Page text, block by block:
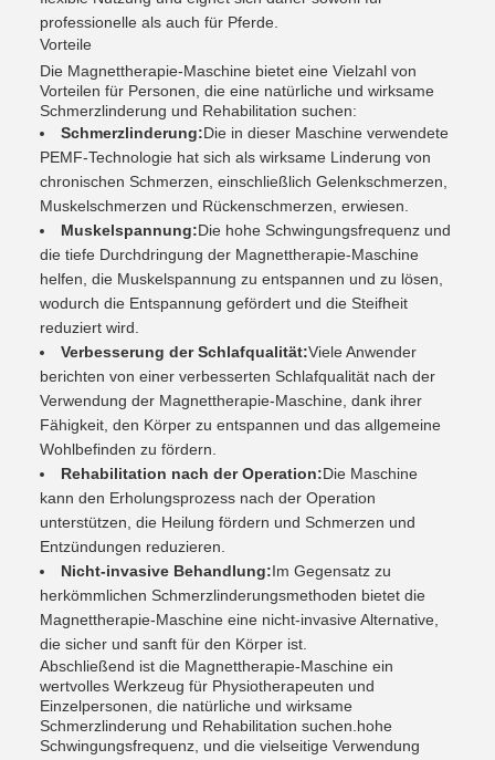
professionelle als auch für Pferde.
Vorteile
Die Magnettherapie-Maschine bietet eine Vielzahl von
Vorteilen für Personen, die eine natürliche und wirksame
Schmerzlinderung und Rehabilitation suchen:
Schmerzlinderung:Die in dieser Maschine verwendete
PEMF-Technologie hat sich als wirksame Linderung von
chronischen Schmerzen, einschließlich Gelenkschmerzen,
Muskelschmerzen und Rückenschmerzen, erwiesen.
Muskelspannung:Die hohe Schwingungsfrequenz und
die tiefe Durchdringung der Magnettherapie-Maschine
helfen, die Muskelspannung zu entspannen und zu lösen,
wodurch die Entspannung gefördert und die Steifheit
reduziert wird.
Verbesserung der Schlafqualität:Viele Anwender
berichten von einer verbesserten Schlafqualität nach der
Verwendung der Magnettherapie-Maschine, dank ihrer
Fähigkeit, den Körper zu entspannen und das allgemeine
Wohlbefinden zu fördern.
Rehabilitation nach der Operation:Die Maschine
kann den Erholungsprozess nach der Operation
unterstützen, die Heilung fördern und Schmerzen und
Entzündungen reduzieren.
Nicht-invasive Behandlung:Im Gegensatz zu
herkömmlichen Schmerzlinderungsmethoden bietet die
Magnettherapie-Maschine eine nicht-invasive Alternative,
die sicher und sanft für den Körper ist.
Abschließend ist die Magnettherapie-Maschine ein
wertvolles Werkzeug für Physiotherapeuten und
Einzelpersonen, die natürliche und wirksame
Schmerzlinderung und Rehabilitation suchen.hohe
Schwingungsfrequenz, und die vielseitige Verwendung